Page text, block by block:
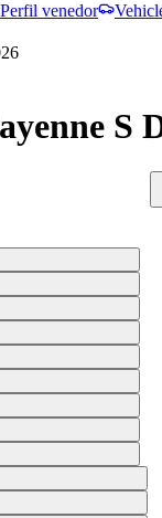
Perfil venedor
S